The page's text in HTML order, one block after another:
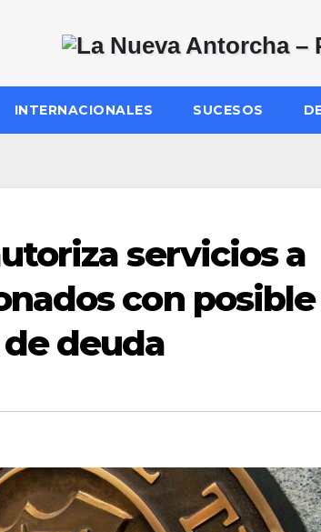
INTERNACIONALES SUCESOS
servicios a
con posible
deuda